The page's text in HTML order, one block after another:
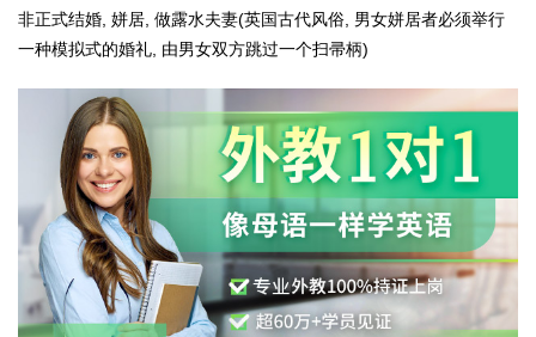
非正式结婚, 姘居, 做露水夫妻(英国古代风俗, 男女姘居者必须举行
一种模拟式的婚礼, 由男女双方跳过一个扫帚柄)